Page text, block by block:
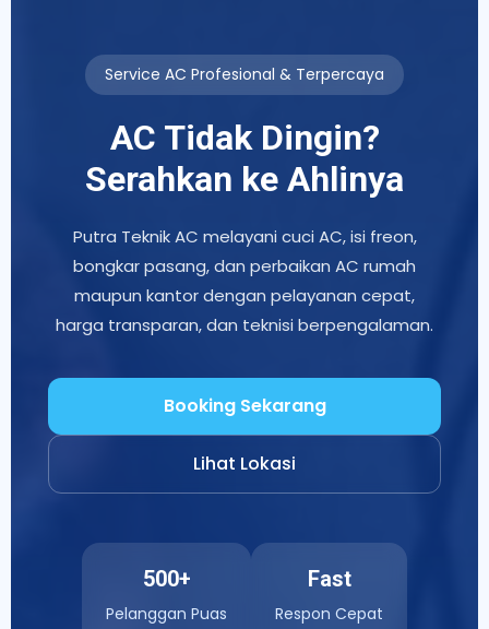
Service AC Profesional & Terpercaya
AC Tidak Dingin?
Serahkan ke Ahlinya
Putra Teknik AC melayani cuci AC, isi freon,
bongkar pasang, dan perbaikan AC rumah
maupun kantor dengan pelayanan cepat,
harga transparan, dan teknisi berpengalaman.
Booking Sekarang
Lihat Lokasi
500+
Pelanggan Puas
Fast
Respon Cepat